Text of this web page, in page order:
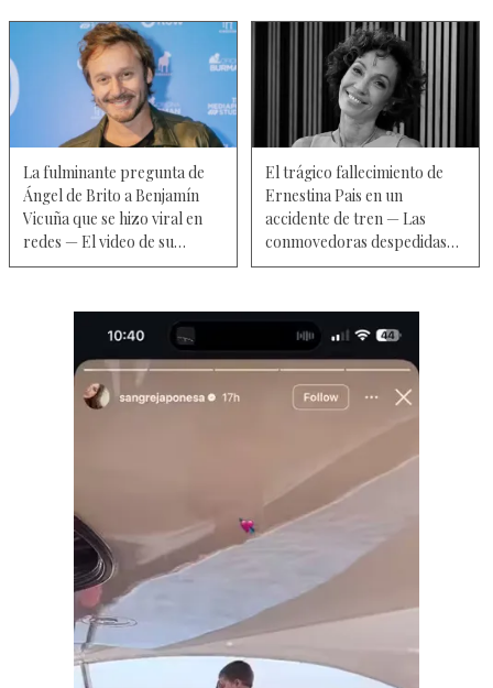
La fulminante pregunta de
Ángel de Brito a Benjamín
Vicuña que se hizo viral en
redes — El video de su
incómoda reacción
El trágico fallecimiento de
Ernestina Pais en un
accidente de tren — Las
conmovedoras despedidas
de su hijo Benicio y su ex
redes